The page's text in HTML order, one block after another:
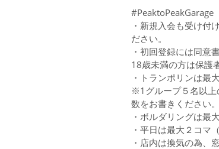
・新規入会も受け付
ださい。
・初回登録には同意
18歳未満の方は保護
・トランポリンは最
※1グループ５名以上
数をお書きください。
・ボルダリングは最
・平日は最大２コマ
・店内は換気の為、